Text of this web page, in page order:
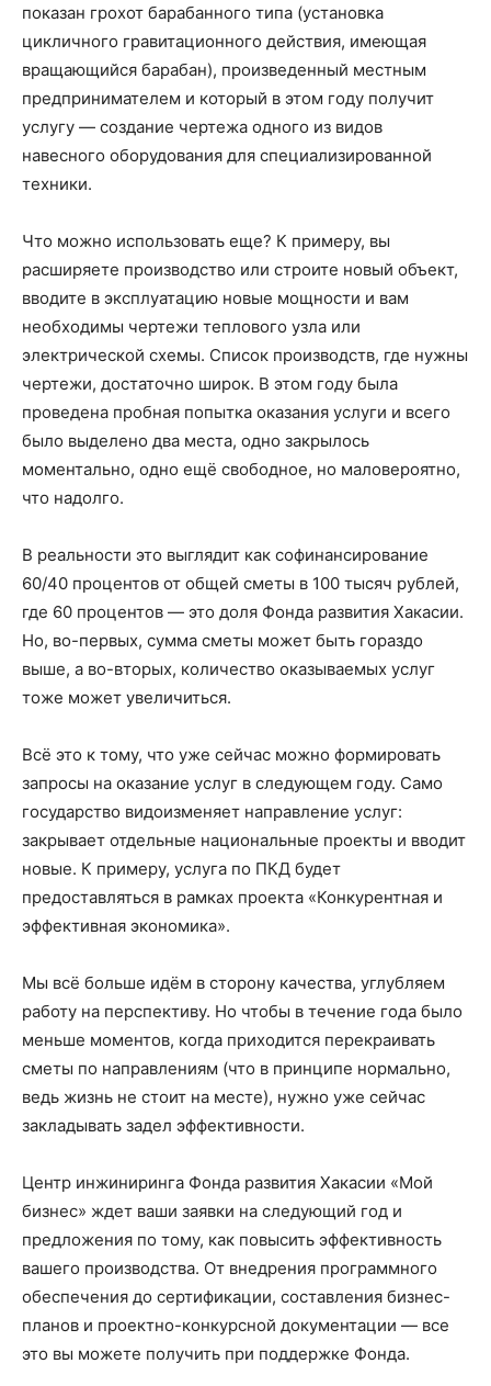
показан грохот барабанного типа (установка
цикличного гравитационного действия, имеющая
вращающийся барабан), произведенный местным
предпринимателем и который в этом году получит
услугу — создание чертежа одного из видов
навесного оборудования для специализированной
техники.
Что можно использовать еще? К примеру, вы
расширяете производство или строите новый объект,
вводите в эксплуатацию новые мощности и вам
необходимы чертежи теплового узла или
электрической схемы. Список производств, где нужны
чертежи, достаточно широк. В этом году была
проведена пробная попытка оказания услуги и всего
было выделено два места, одно закрылось
моментально, одно ещё свободное, но маловероятно,
что надолго.
В реальности это выглядит как софинансирование
60/40 процентов от общей сметы в 100 тысяч рублей,
где 60 процентов — это доля Фонда развития Хакасии.
Но, во-первых, сумма сметы может быть гораздо
выше, а во-вторых, количество оказываемых услуг
тоже может увеличиться.
Всё это к тому, что уже сейчас можно формировать
запросы на оказание услуг в следующем году. Само
государство видоизменяет направление услуг:
закрывает отдельные национальные проекты и вводит
новые. К примеру, услуга по ПКД будет
предоставляться в рамках проекта «Конкурентная и
эффективная экономика».
Мы всё больше идём в сторону качества, углубляем
работу на перспективу. Но чтобы в течение года было
меньше моментов, когда приходится перекраивать
сметы по направлениям (что в принципе нормально,
ведь жизнь не стоит на месте), нужно уже сейчас
закладывать задел эффективности.
Центр инжиниринга Фонда развития Хакасии «Мой
бизнес» ждет ваши заявки на следующий год и
предложения по тому, как повысить эффективность
вашего производства. От внедрения программного
обеспечения до сертификации, составления бизнес-
планов и проектно-конкурсной документации — все
это вы можете получить при поддержке Фонда.